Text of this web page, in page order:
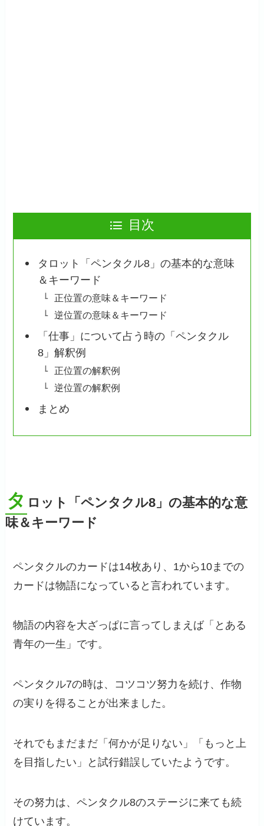
目次
タロット「ペンタクル8」の基本的な意味
＆キーワード
正位置の意味＆キーワード
逆位置の意味＆キーワード
「仕事」について占う時の「ペンタクル
8」解釈例
正位置の解釈例
逆位置の解釈例
まとめ
タ ロット「ペンタクル8」の基本的な意
味＆キーワード
ペンタクルのカードは14枚あり、1から10までの
カードは物語になっていると言われています。
物語の内容を大ざっぱに言ってしまえば「とある
青年の一生」です。
ペンタクル7の時は、コツコツ努力を続け、作物
の実りを得ることが出来ました。
それでもまだまだ「何かが足りない」「もっと上
を目指したい」と試行錯誤していたようです。
その努力は、ペンタクル8のステージに来ても続
けています。